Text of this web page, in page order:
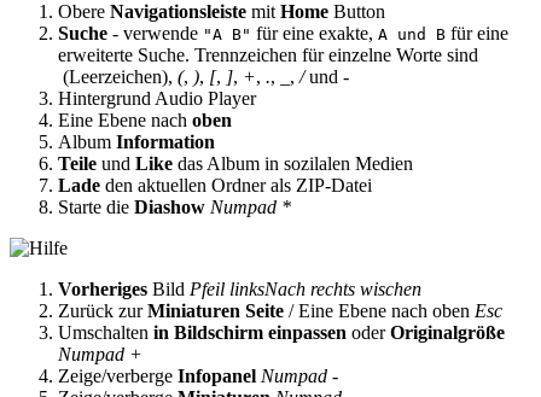
Obere Navigationsleiste mit Home Button
Suche - verwende "A B" für eine exakte, A und B für eine
erweiterte Suche. Trennzeichen für einzelne Worte sind
(Leerzeichen), (, ), [, ], +, ., , /und -
Hintergrund Audio Player
Eine Ebene nach oben
Album Information
Teile und Like das Album in sozilalen Medien
Lade den aktuellen Ordner als ZIP-Datei
Starte die Diashow Numpad *
Vorheriges Bild Pfeil linksNach rechts wischen
Zurück zurMiniaturen Seite / Eine Ebene nach oben Esc
Umschalten in Bildschirm einpassen oderOriginalgröße
Numpad +
Zeige/verberge Infopanel Numpad -